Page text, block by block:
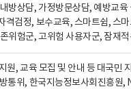
방상담, 가정방문상담, 예방교
격검정, 보수교육, 스마트쉼, 스
위험군, 고위험 사용자군, 잠재
원, 교육 모집 및 안내 등 대국민
통위, 한국지능정보사회진흥원,